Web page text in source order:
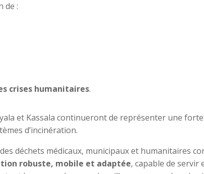
de :
crises humanitaires.
et Kassala continueront de représenter une
d’incinération.
déchets médicaux, municipaux et humanitaires
robuste, mobile et adaptée, capable de servir